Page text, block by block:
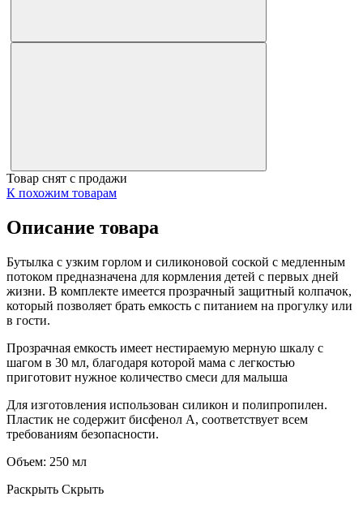
Товар снят с продажи
К похожим товарам
Описание товара
Бутылка с узким горлом и силиконовой соской с медленным
потоком предназначена для кормления детей с первых дней
жизни. В комплекте имеется прозрачный защитный колпачок,
который позволяет брать емкость с питанием на прогулку или
в гости.
Прозрачная емкость имеет нестираемую мерную шкалу с
шагом в 30 мл, благодаря которой мама с легкостью
приготовит нужное количество смеси для малыша
Для изготовления использован силикон и полипропилен.
Пластик не содержит бисфенол А, соответствует всем
требованиям безопасности.
Объем: 250 мл
Раскрыть Скрыть